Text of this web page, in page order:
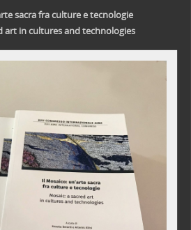
sacra fra culture e tecnologie
art in cultures and technologies